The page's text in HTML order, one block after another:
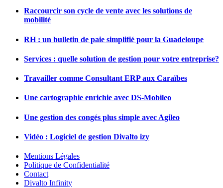
Raccourcir son cycle de vente avec les solutions de
mobilité
RH : un bulletin de paie simplifié pour la Guadeloupe
Services : quelle solution de gestion pour votre entreprise?
Travailler comme Consultant ERP aux Caraïbes
Une cartographie enrichie avec DS-Mobileo
Une gestion des congés plus simple avec Agileo
Vidéo : Logiciel de gestion Divalto izy
Mentions Légales
Politique de Confidentialité
Contact
Divalto Infinity